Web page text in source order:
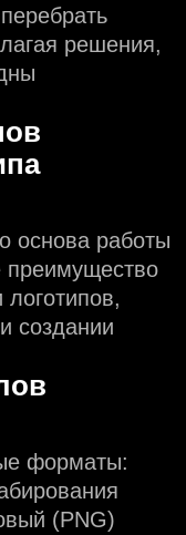
решения,
основа работы
преимущество
создании
форматы:
(PNG)